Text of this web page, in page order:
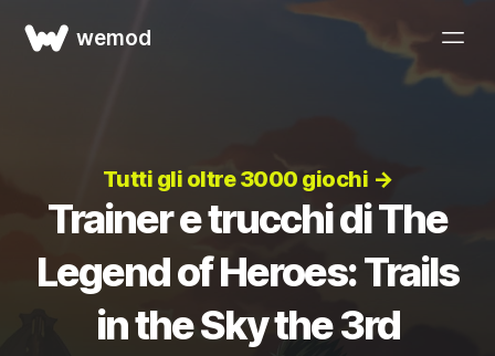
wemod
Tutti gli oltre 3000 giochi →
Trainer e trucchi di The
Legend of Heroes: Trails
in the Sky the 3rd